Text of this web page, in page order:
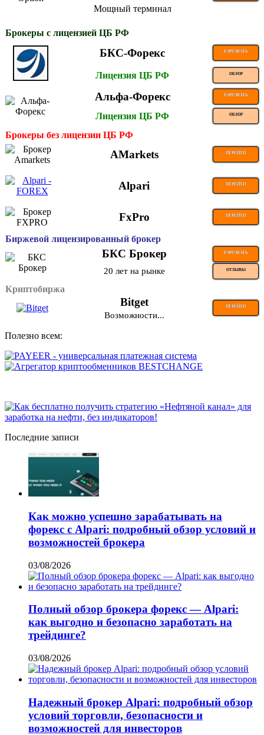
Мощный терминал
Брокеры с лицензией ЦБ РФ
БКС-Форекс ТОРГОВАТЬ
Лицензия ЦБ РФ ОБЗОР
Альфа-Форекс ТОРГОВАТЬ
Лицензия ЦБ РФ ОБЗОР
Брокеры без лицензии ЦБ РФ
AMarkets ПЕРЕЙТИ
Alpari ПЕРЕЙТИ
FxPro ПЕРЕЙТИ
Биржевой лицензированный брокер
БКС Брокер ТОРГОВАТЬ
20 лет на рынке ОТЗЫВЫ
Криптобиржа
Bitget ПЕРЕЙТИ
Возможности...
Полезно всем:
Последние записи
Как можно успешно зарабатывать на
форекс с Alpari: подробный обзор условий и
возможностей брокера
03/08/2026
Полный обзор брокера форекс — Alpari:
как выгодно и безопасно заработать на
трейдинге?
03/08/2026
Надежный брокер Alpari: подробный обзор
условий торговли, безопасности и
возможностей для инвесторов